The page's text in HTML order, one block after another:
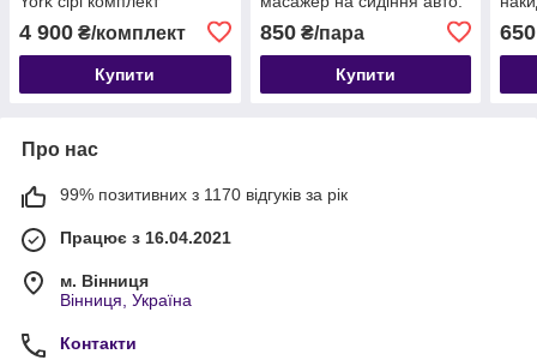
підходять на 99.9% авто
4 900 ₴/комплект
Купити
850₴/пара
Купити
650
Про нас
99% позитивних з 1170 відгуків за рік
Працює з 16.04.2021
м. Вінниця
Вінниця, Україна
Контакти